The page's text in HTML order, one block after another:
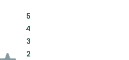
5:
4:
3:
2: